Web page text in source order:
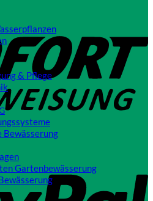
& Pflege
Bewässerung
Gartenbewässerung